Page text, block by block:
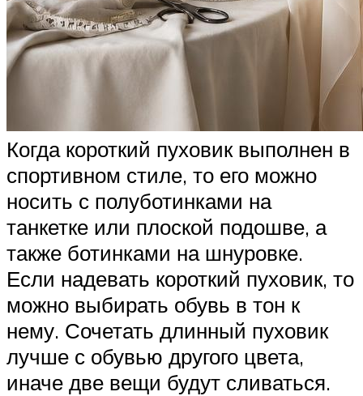
Когда короткий пуховик выполнен в
спортивном стиле, то его можно
носить с полуботинками на
танкетке или плоской подошве, а
также ботинками на шнуровке.
Если надевать короткий пуховик, то
можно выбирать обувь в тон к
нему. Сочетать длинный пуховик
лучше с обувью другого цвета,
иначе две вещи будут сливаться.